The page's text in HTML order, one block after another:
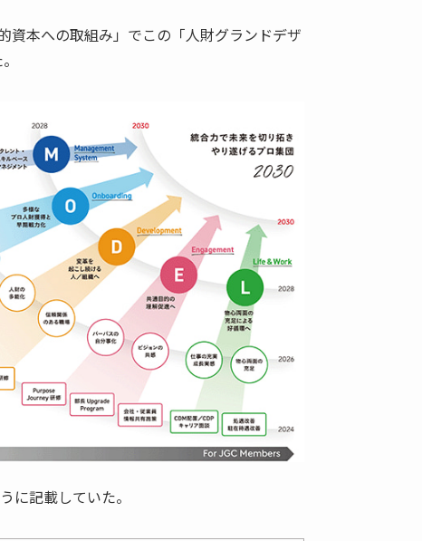
資本への取組み」でこの「人財グランドデザ
に記載していた。